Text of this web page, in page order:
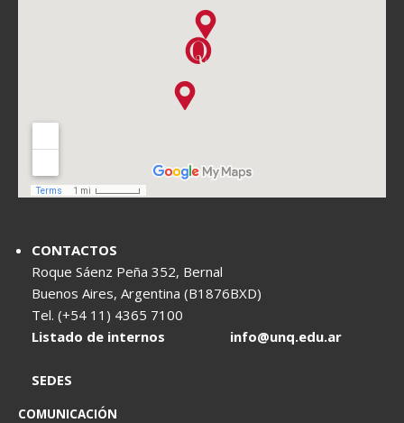
CONTACTOS
Roque Sáenz Peña 352, Bernal
Buenos Aires, Argentina (B1876BXD)
Tel. (+54 11) 4365 7100
Listado de internos
info@unq.edu.ar
SEDES
COMUNICACIÓN